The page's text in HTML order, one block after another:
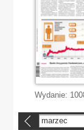
Wydanie:
marzec